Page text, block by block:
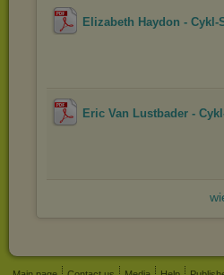
Elizabeth Haydon -
Eric Van Lustbader -